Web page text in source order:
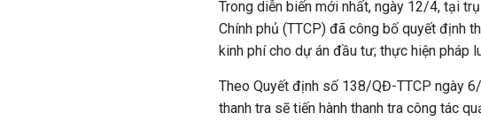
Trong diễn biến mới nhất, ngày 12/4, tại
Chính phủ (TTCP) đã công bố quyết định
kinh phí cho dự án đầu tư; thực hiện pháp
Theo Quyết định số 138/QĐ-TTCP ngày
thanh tra sẽ tiến hành thanh tra công tác